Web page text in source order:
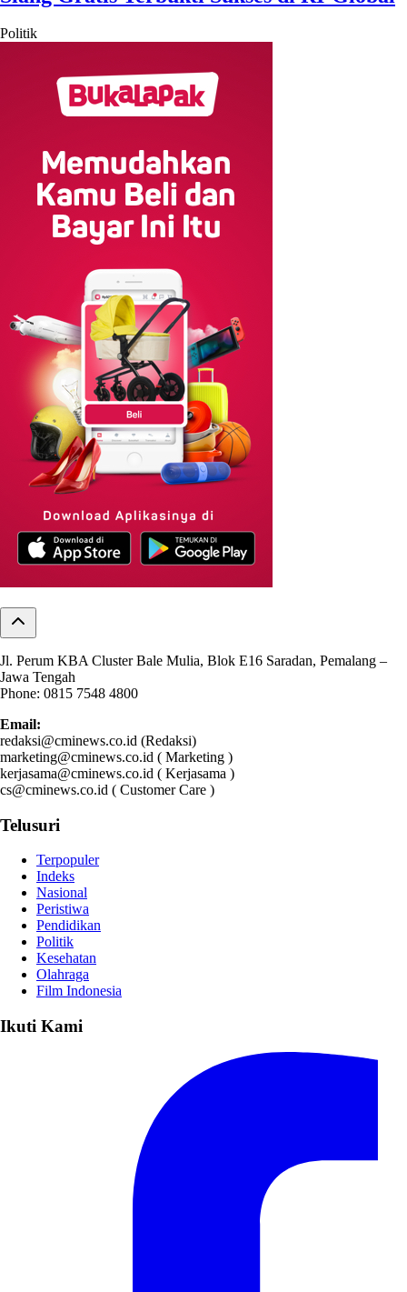
Politik
Jl. Perum KBA Cluster Bale Mulia, Blok E16 Saradan, Pemalang –
Jawa Tengah
Phone: 0815 7548 4800
Email:
redaksi@cminews.co.id (Redaksi)
marketing@cminews.co.id ( Marketing )
kerjasama@cminews.co.id ( Kerjasama )
cs@cminews.co.id ( Customer Care )
Telusuri
Terpopuler
Indeks
Nasional
Peristiwa
Pendidikan
Politik
Kesehatan
Olahraga
Film Indonesia
Ikuti Kami